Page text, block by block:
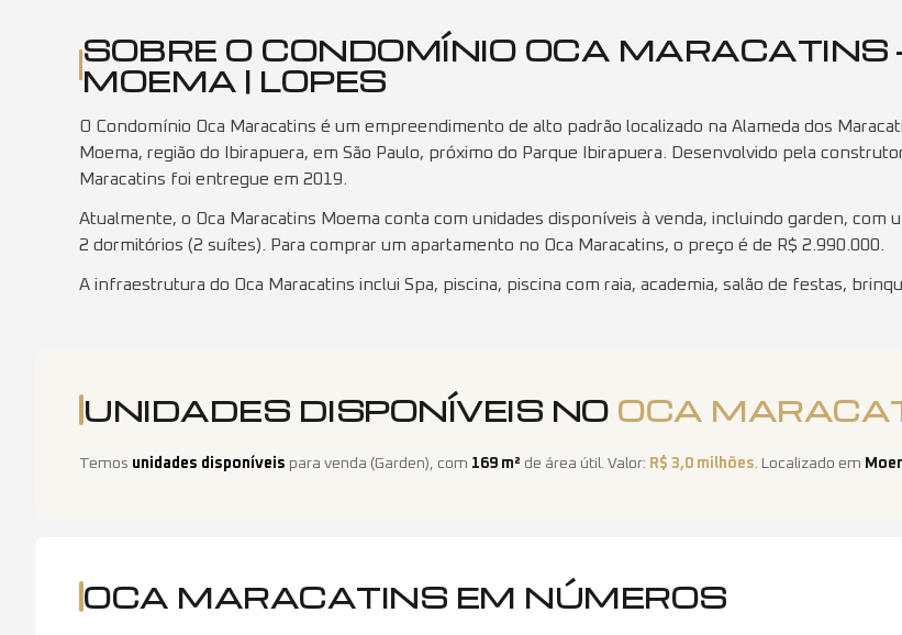
SOBRE O CONDOMÍNIO OCA MARACATINS
MOEMA | LOPES
O Condomínio Oca Maracatins é um empreendimento de alto padrão localizado na Alameda dos
Moema, região do Ibirapuera, em São Paulo, próximo do Parque Ibirapuera. Desenvolvido pela
Maracatins foi entregue em 2019.
Atualmente, o Oca Maracatins Moema conta com unidades disponíveis à venda, incluindo garden, com
2 dormitórios (2 suítes). Para comprar um apartamento no Oca Maracatins, o preço é de R$ 2.990.000.
A infraestrutura do Oca Maracatins inclui Spa, piscina, piscina com raia, academia, salão de festas,
UNIDADES DISPONÍVEIS NO OCA
Temos unidades disponíveis para venda (Garden), com 169 m² de área útil. Valor: R$ 3,0 milhões. Localizado em
OCA MARACATINS EM NÚMEROS